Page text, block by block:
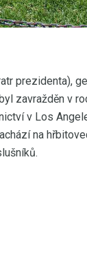
prezidenta),
zavražděn v
v Los
na